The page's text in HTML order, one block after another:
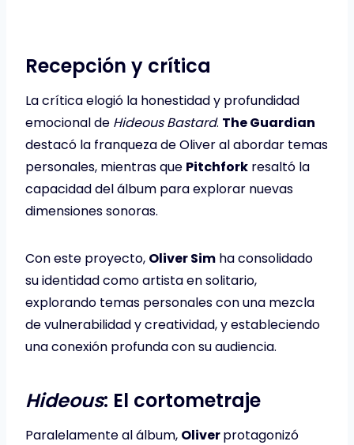
Recepción y crítica
La crítica elogió la honestidad y profundidad
emocional de Hideous Bastard. The Guardian
destacó la franqueza de Oliver al abordar temas
personales, mientras que Pitchfork resaltó la
capacidad del álbum para explorar nuevas
dimensiones sonoras.
Con este proyecto, Oliver Sim ha consolidado
su identidad como artista en solitario,
explorando temas personales con una mezcla
de vulnerabilidad y creatividad, y estableciendo
una conexión profunda con su audiencia.
Hideous: El cortometraje
Paralelamente al álbum, Oliverprotagonizó